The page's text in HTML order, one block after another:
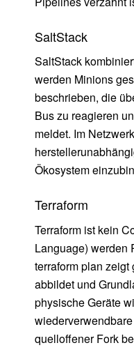
SaltStack
SaltStack
werden Minions
beschrieben, die
Bus zu reagieren
meldet. Im
Ökosystem
Terraform
Terraform ist kein
Language) werden
terraform plan
abbildet und
physische Geräte
quelloffener Fork